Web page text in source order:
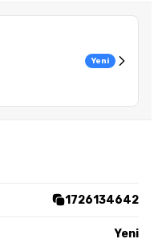
Yeni
1726134642
Yeni